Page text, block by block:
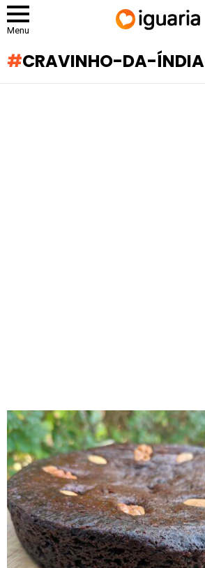
Menu
CRAVINHO-DA-ÍNDIA
RECOMENDADOS